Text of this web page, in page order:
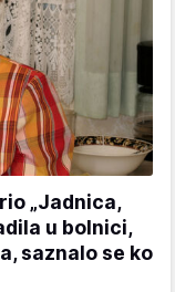
„Jadnica,
u bolnici,
saznalo se ko